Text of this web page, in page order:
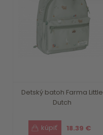
Detský batoh Farma Little
Dutch
18.39 €